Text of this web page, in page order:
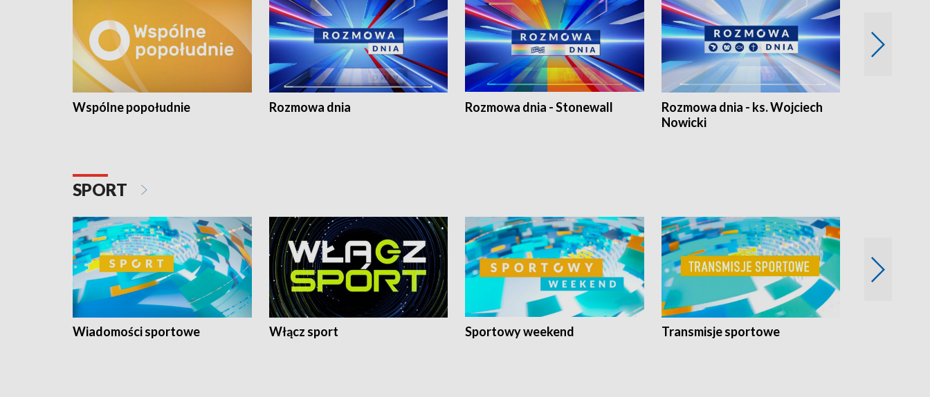
Wspólne popołudnie Rozmowa dnia Rozmowa dnia - Stonewall
Rozmowa dnia - ks. Wojciech
Nowicki
SPORT
Wiadomości sportowe Włącz sport Sportowy weekend Transmisje sportowe